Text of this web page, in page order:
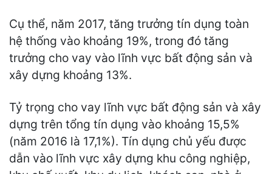
Cụ thể, năm 2017, tăng trưởng tín dụng toàn
hệ thống vào khoảng 19%, trong đó tăng
trưởng cho vay vào lĩnh vực bất động sản và
xây dựng khoảng 13%.
Tỷ trọng cho vay lĩnh vực bất động sản và xây
dựng trên tổng tín dụng vào khoảng 15,5%
(năm 2016 là 17,1%). Tín dụng chủ yếu được
dẫn vào lĩnh vực xây dựng khu công nghiệp,